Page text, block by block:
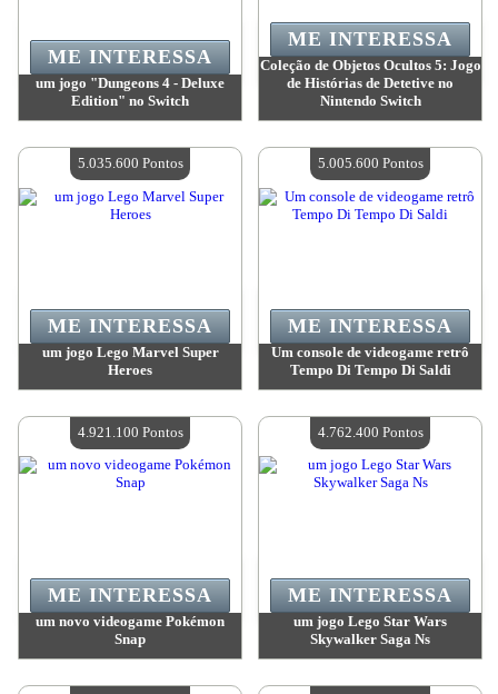
um jogo "Dungeons 4 - Deluxe
Edition" no Switch
Quantidade disponível:4
ME INTERESSA
Coleção de Objetos Ocultos 5: Jogo
de Histórias de Detetive no
Nintendo Switch
Quantidade disponível:4
ME INTERESSA
um jogo Lego Marvel Super
Heroes
Quantidade disponível:4
ME INTERESSA
5.035.600 Pontos
Um console de videogame retrô
Tempo Di Tempo Di Saldi
Quantidade disponível:4
ME INTERESSA
5.005.600 Pontos
um novo videogame Pokémon
Snap
Quantidade disponível:4
ME INTERESSA
4.921.100 Pontos
um jogo Lego Star Wars
Skywalker Saga Ns
Quantidade disponível:4
ME INTERESSA
4.762.400 Pontos